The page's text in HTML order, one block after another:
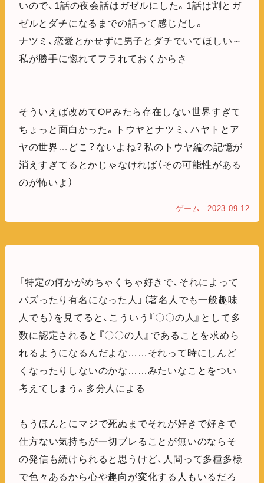
いので、1話の夜会話はガゼルにした。1話は割とガ
ゼルとダチになるまでの話って感じだし。
ナツミ、恋愛とかせずに男子とダチでいてほしい～
私が勝手に惚れてフラれておくからさ
そういえば改めてOPみたら存在しない世界すぎて
ちょっと面白かった。トウヤとナツミ、ハヤトとア
ヤの世界…どこ？ないよね？私のトウヤ編の記憶が
消えすぎてるとかじゃなければ（その可能性がある
のが怖いよ）
ゲーム 2023.09.12
「特定の何かがめちゃくちゃ好きで、それによって
バズったり有名になった人」（著名人でも一般趣味
人でも）を見てると、こういう『〇〇の人』として多
数に認定されると『〇〇の人』であることを求めら
れるようになるんだよな……それって時にしんど
くなったりしないのかな……みたいなことをつい
考えてしまう。多分人による
もうほんとにマジで死ぬまでそれが好きで好きで
仕方ない気持ちが一切ブレることが無いのならそ
の発信も続けられると思うけど、人間って多種多様
で色々あるから心や趣向が変化する人もいるだろ